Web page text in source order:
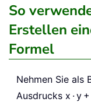
So
Erstellen
Formel
Nehmen Sie als
Ausdrucks x · y